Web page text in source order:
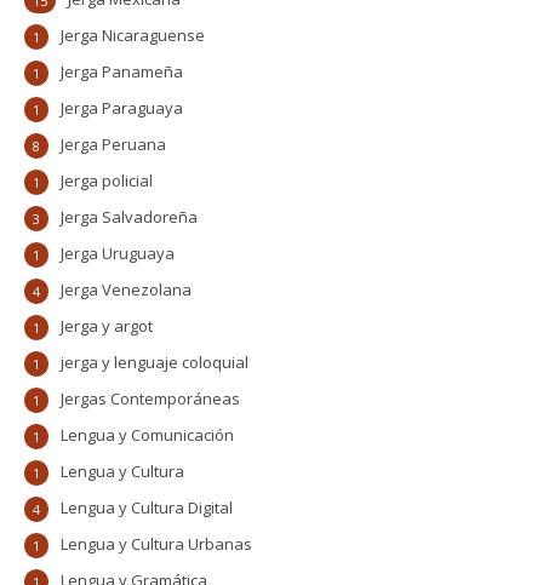
Jerga Nicaraguense
1
Jerga Panameña
1
Jerga Paraguaya
1
Jerga Peruana
8
Jerga policial
1
Jerga Salvadoreña
3
Jerga Uruguaya
1
Jerga Venezolana
4
Jerga y argot
1
jerga y lenguaje coloquial
1
Jergas Contemporáneas
1
Lengua y Comunicación
1
Lengua y Cultura
1
Lengua y Cultura Digital
4
Lengua y Cultura Urbanas
1
Lengua y Gramática